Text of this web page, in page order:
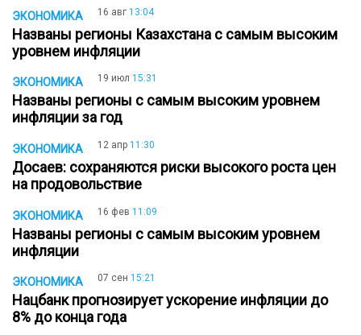
ЭКОНОМИКА 16 авг 13:04
Названы регионы Казахстана с самым высоким
уровнем инфляции
ЭКОНОМИКА 19 июл 15:31
Названы регионы с самым высоким уровнем
инфляции за год
ЭКОНОМИКА 12 апр 11:30
Досаев: сохраняются риски высокого роста цен
на продовольствие
ЭКОНОМИКА 16 фев 11:09
Названы регионы с самым высоким уровнем
инфляции
ЭКОНОМИКА 07 сен 15:21
Нацбанк прогнозирует ускорение инфляции до
8% до конца года